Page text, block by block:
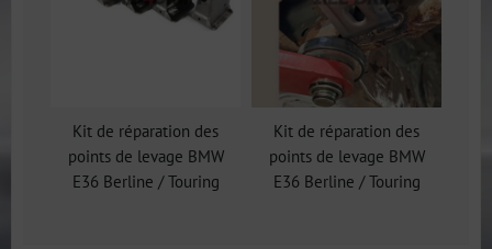
Kit de réparation des
points de levage BMW
E36 Berline / Touring
Kit de réparation des
points de levage BMW
E36 Berline / Touring